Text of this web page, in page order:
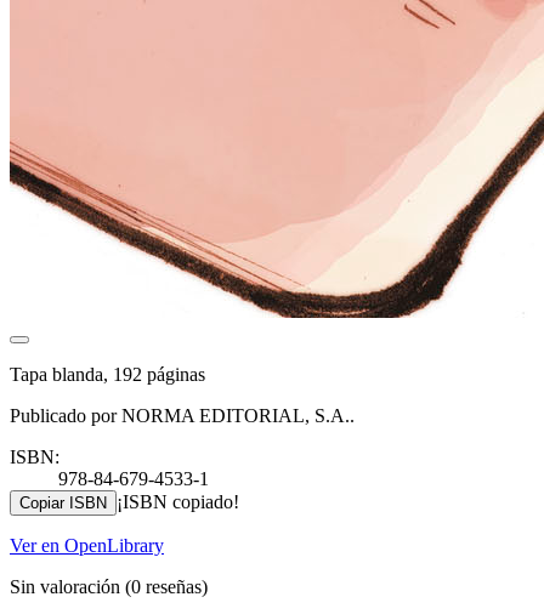
Tapa blanda, 192 páginas
Publicado por NORMA EDITORIAL, S.A..
ISBN:
978-84-679-4533-1
Copiar ISBN ¡ISBN copiado!
Ver en OpenLibrary
Sin valoración (0 reseñas)